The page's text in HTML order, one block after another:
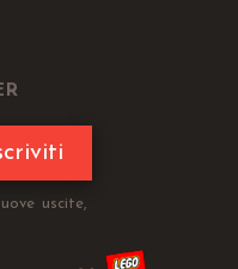
uscite,